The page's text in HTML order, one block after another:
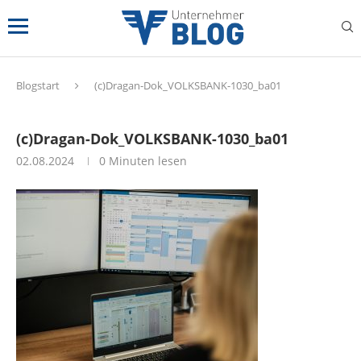
Blogstart (c)Dragan-Dok_VOLKSBANK-1030_ba01
(c)Dragan-Dok_VOLKSBANK-1030_ba01
02.08.2024 0 Minuten lesen